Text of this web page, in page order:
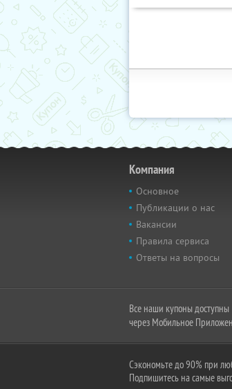
Компания
Основное
Публикации о нас
Вакансии
Правила сервиса
Ответы на вопросы
Все наши купоны доступны
через Мобильное
Сэкономьте до 90% при
Подпишитесь на самые